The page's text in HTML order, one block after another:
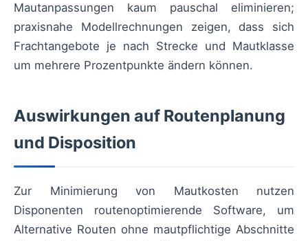
Mautanpassungen kaum pauschal eliminieren;
praxisnahe Modellrechnungen zeigen, dass sich
Frachtangebote je nach Strecke und Mautklasse
um mehrere Prozentpunkte ändern können.
Auswirkungen auf Routenplanung
und Disposition
Zur Minimierung von Mautkosten nutzen
Disponenten routenoptimierende Software, um
Alternative Routen ohne mautpflichtige Abschnitte